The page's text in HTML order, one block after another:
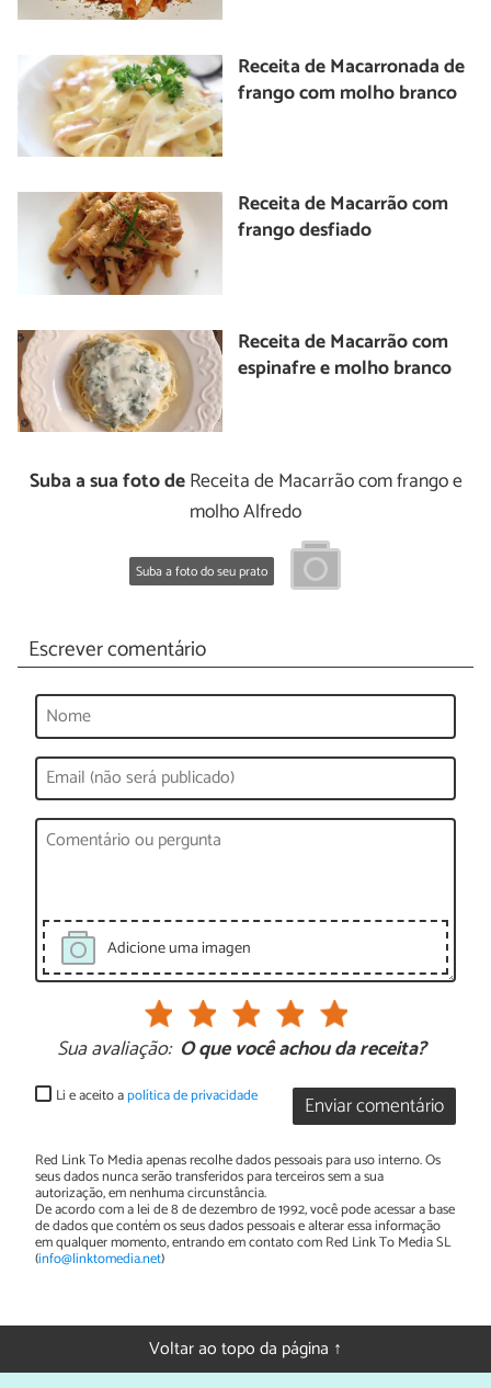
Receita de Macarronada de
frango com molho branco
Receita de Macarrão com
frango desfiado
Receita de Macarrão com
espinafre e molho branco
Suba a sua foto deReceita de Macarrão com frango e
molho Alfredo
Suba a foto do seu prato
Escrever comentário
Adicione uma imagen
Sua avaliação: O que você achou da receita?
Enviar comentário
Li e aceito apolítica de privacidade
Red Link To Media apenas recolhe dados pessoais para uso interno. Os
seus dados nunca serão transferidos para terceiros sem a sua
autorização, em nenhuma circunstância.
De acordo com a lei de 8 de dezembro de 1992, você pode acessar a base
de dados que contém os seus dados pessoais e alterar essa informação
em qualquer momento, entrando em contato com Red Link To Media SL
(info@linktomedia.net)
Voltar ao topo da página ↑